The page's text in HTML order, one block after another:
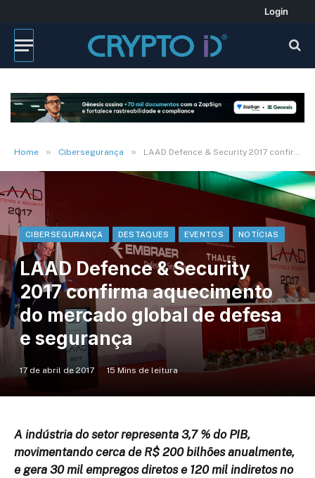
Login
Home » Cibersegurança » LAAD Defence & Security 2017 confirma aquecimento do mercado global de defesa e segurança
CIBERSEGURANÇA DESTAQUES EVENTOS NOTÍCIAS
LAAD Defence & Security
2017 confirma aquecimento
do mercado global de defesa
e segurança
17 de abril de 2017 15 Mins de leitura
A indústria do setor representa 3,7 % do PIB,
movimentando cerca de R$ 200 bilhões anualmente,
e gera 30 mil empregos diretos e 120 mil indiretos no